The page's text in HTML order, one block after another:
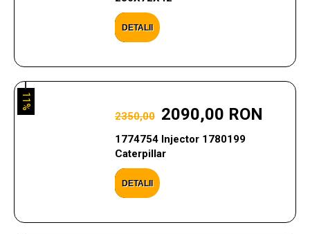
DETALII
2350,00 2090,00 RON
1774754 Injector 1780199
Caterpillar
DETALII
11%